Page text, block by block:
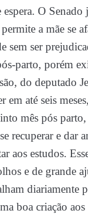
O Senado
a mãe se
sem ser
parto, porém
do deputado
em até seis
mês pós
recuperar e dar
aos estudos.
e de grande
diariamente
boa criação